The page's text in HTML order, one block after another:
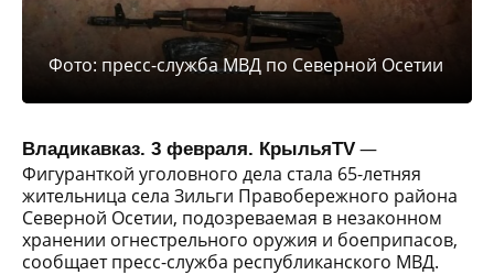
Фото: пресс-служба МВД по Северной Осетии
Владикавказ. 3 февраля. КрыльяTV —
Фигуранткой уголовного дела стала 65-летняя
жительница села Зильги Правобережного района
Северной Осетии, подозреваемая в незаконном
хранении огнестрельного оружия и боеприпасов,
сообщает пресс-служба республиканского МВД.